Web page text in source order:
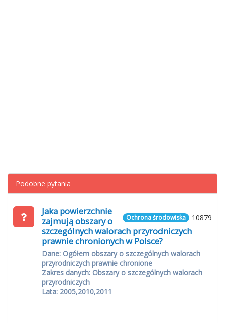
Podobne pytania
10879
Ochrona środowiska
Jaka powierzchnie
zajmują obszary o
szczególnych walorach przyrodniczych
prawnie chronionych w Polsce?
Dane: Ogółem obszary o szczególnych walorach
przyrodniczych prawnie chronione
Zakres danych: Obszary o szczególnych walorach
przyrodniczych
Lata: 2005,2010,2011